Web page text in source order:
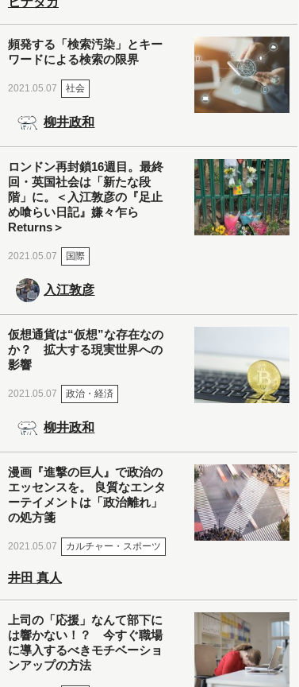
頻発する「検索汚染」とキー
ワードによる検索の限界
2021.05.07 社会
柳井政和
ロンドン再封鎖16週目。最終
回・英国社会は「新たな段
階」に。＜入江敦彦の『足止
め喰らい日記』嫌々乍ら
Returns＞
2021.05.07 国際
入江敦彦
仮想通貨は“仮想”な存在なの
か？ 拡大する現実世界への
影響
2021.05.07 政治・経済
柳井政和
漫画『進撃の巨人』で政治の
エッセンスを。 良質なエンタ
ーテイメントは「政治離れ」
の処方箋
2021.05.07 カルチャー・スポーツ
井田 真人
上司の「応援」なんて部下に
は響かない！？ 今すぐ職場
に導入するべきモチベーショ
ンアップの方法